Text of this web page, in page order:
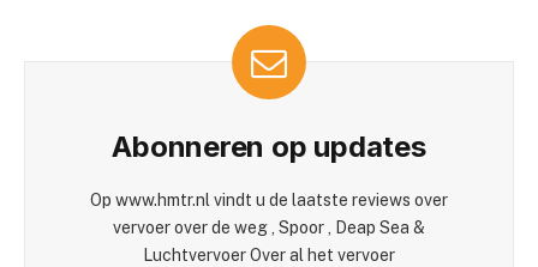
Abonneren op updates
Op www.hmtr.nl vindt u de laatste reviews over
vervoer over de weg , Spoor , Deap Sea &
Luchtvervoer Over al het vervoer